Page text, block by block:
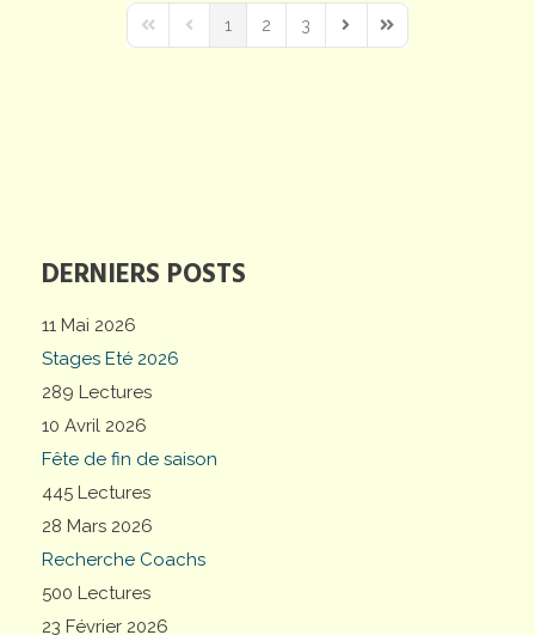
DERNIERS POSTS
11 Mai 2026
Stages Eté 2026
289 Lectures
10 Avril 2026
Fête de fin de saison
445 Lectures
28 Mars 2026
Recherche Coachs
500 Lectures
23 Février 2026
First PagePrevious Page
1 2 3
Next PageLast Page